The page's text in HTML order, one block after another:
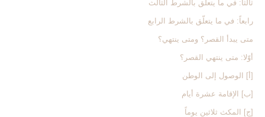
ثالثاً: في ما يتعلّق بالشرط الثالث
رابعاً: في ما يتعلّق بالشرط الرابع
متى يبدأ القصر؟ ومتى ينتهي؟
أوّلا: متى ينتهي القصر؟
[أ] الوصول إلى الوطن
[ب‏] الإقامة عشرة أيام
[ج‏] المكث ثلاثين يوماً